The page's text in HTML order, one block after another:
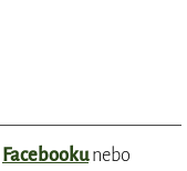
Facebookunebo